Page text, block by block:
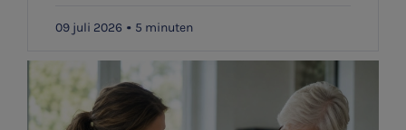
09 juli 2026 5 minuten